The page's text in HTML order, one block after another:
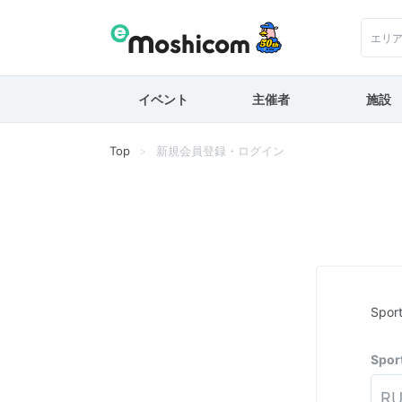
エリ
イベント 主催者 施設
Top 新規会員登録・ログイン